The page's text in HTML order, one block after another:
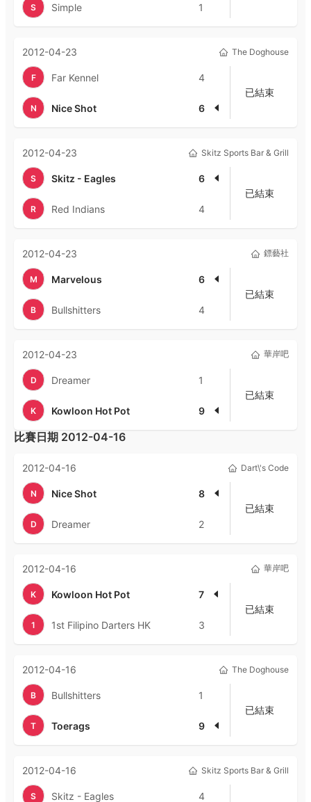
S Simple 1
2012-04-23 The Doghouse
F Far Kennel 4
N Nice Shot 6
已結束
2012-04-23 Skitz Sports Bar & Grill
S Skitz - Eagles 6
R Red Indians 4
已結束
2012-04-23 鏢藝社
M Marvelous 6
B Bullshitters 4
已結束
2012-04-23 華岸吧
D Dreamer 1
K Kowloon Hot Pot 9
已結束
比賽日期 2012-04-16
2012-04-16 Dart\'s Code
N Nice Shot 8
D Dreamer 2
已結束
2012-04-16 華岸吧
K Kowloon Hot Pot 7
1 1st Filipino Darters HK 3
已結束
2012-04-16 The Doghouse
B Bullshitters 1
T Toerags 9
已結束
2012-04-16 Skitz Sports Bar & Grill
S Skitz - Eagles 4